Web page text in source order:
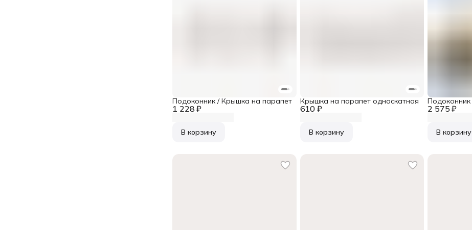
1 228 ₽
Подоконник / Крышка на парапет
В корзину
610 ₽
Крышка на парапет односкатная
В корзину
2 575 ₽
Подоконник
В корзину